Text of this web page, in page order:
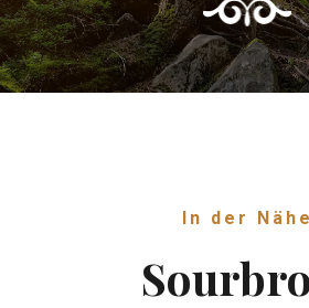
In der Nähe